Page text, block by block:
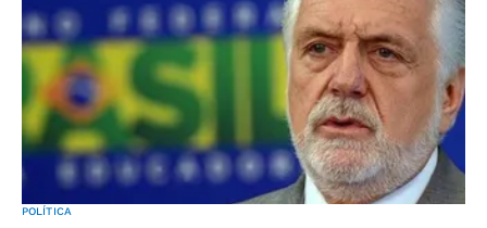
POLÍTICA